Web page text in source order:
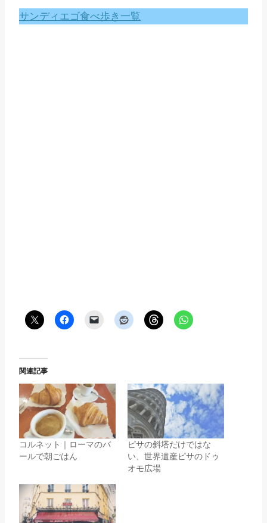
サンディエゴ食べ歩き一覧
関連記事
コルネット｜ローマのバ
ールで朝ごはん
ピサの斜塔だけではな
い、世界遺産ピサのドゥ
オモ広場